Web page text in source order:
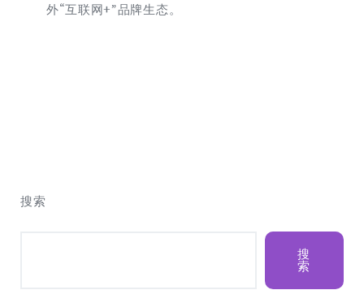
外“互联网+”品牌生态。
搜索
搜
索